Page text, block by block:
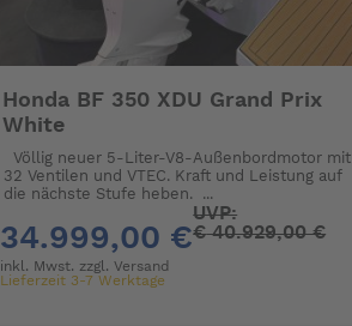
Honda BF 350 XDU Grand Prix
White
Völlig neuer 5-Liter-V8-Außenbordmotor mit
32 Ventilen und VTEC. Kraft und Leistung auf
die nächste Stufe heben. ...
34.999,00 €
UVP:
€40.929,00 €
inkl. Mwst. zzgl.Versand
Lieferzeit 3-7 Werktage